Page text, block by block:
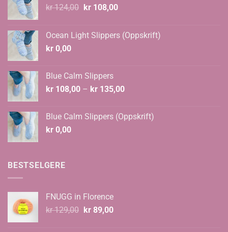
kr124,00 Opprinnelig
kr 124,00.
kr108,00Nåværende
kr 108,00.
Ocean Light Slippers (Oppskrift)
kr 0,00
Blue Calm Slippers
kr 108,00 – kr 135,00Prisområde:
kr 135,00
Blue Calm Slippers (Oppskrift)
kr 0,00
BESTSELGERE
FNUGG in Florence
kr129,00 Opprinnelig
kr89,00Nåværende